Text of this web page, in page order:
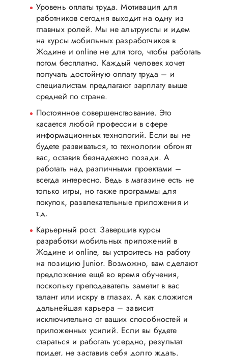
Уровень оплаты труда. Мотивация для
работников сегодня выходит на одну из
главных ролей. Мы не альтруисты и идем
на курсы мобильных разработчиков в
Жодине и online не для того, чтобы работать
потом бесплатно. Каждый человек хочет
получать достойную оплату труда – и
специалистам предлагают зарплату выше
средней по стране.
Постоянное совершенствование. Это
касается любой профессии в сфере
информационных технологий. Если вы не
будете развиваться, то технологии обгонят
вас, оставив безнадежно позади. А
работать над различными проектами –
всегда интересно. Ведь в магазине есть не
только игры, но также программы для
покупок, развлекательные приложения и
т.д.
Карьерный рост. Завершив курсы
разработки мобильных приложений в
Жодине и online, вы устроитесь на работу
на позицию Junior. Возможно, вам сделают
предложение ещё во время обучения,
поскольку преподаватель заметит в вас
талант или искру в глазах. А как сложится
дальнейшая карьера – зависит
исключительно от ваших способностей и
приложенных усилий. Если вы будете
стараться и работать усердно, результат
придет, не заставив себя долго ждать.